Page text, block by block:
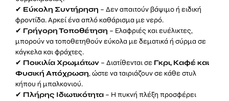
✔ Εύκολη Συντήρηση – Δεν απαιτούν βάψιμο ή ειδική
φροντίδα. Αρκεί ένα απλό καθάρισμα με νερό.
✔ Γρήγορη Τοποθέτηση – Ελαφριές και ευέλικτες,
μπορούν να τοποθετηθούν εύκολα με δεματικά ή σύρμα σε
κάγκελα και φράχτες.
✔ Ποικιλία Χρωμάτων – Διατίθενται σε Γκρι, Καφέ και
Φυσική Απόχρωση, ώστε να ταιριάζουν σε κάθε στυλ
κήπου ή μπαλκονιού.
✔ Πλήρης Ιδιωτικότητα – Η πυκνή πλέξη προσφέρει